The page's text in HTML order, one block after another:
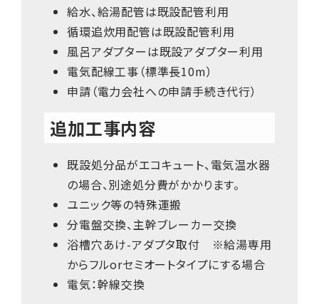
給水、給湯配管は既設配管利用
循環追炊用配管は既設配管利用
風呂アダプターは既設アダプター利用
電気配線工事（標準長10m）
申請（電力会社への申請手続き代行）
追加工事内容
既設処分品がエコキュート、電気温水器
の場合、別途処分費がかかります。
ユニック等の特殊運搬
分電盤交換、主幹ブレーカー交換
浴槽穴あけ-アダプタ取付 ※給湯専用
からフルorセミオートタイプにする場合
電気：幹線交換